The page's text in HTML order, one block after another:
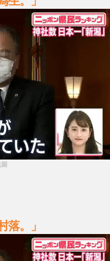
落。」